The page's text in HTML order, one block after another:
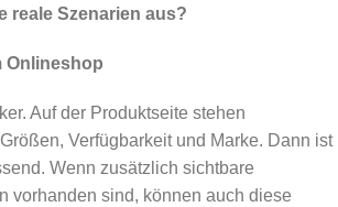
reale Szenarien aus?
Onlineshop
Auf der Produktseite stehen
Verfügbarkeit und Marke. Dann ist
Wenn zusätzlich sichtbare
vorhanden sind, können auch diese